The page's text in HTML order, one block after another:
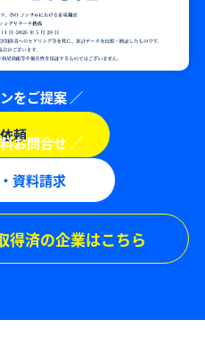
頼
資料請求
得済の企業はこちら